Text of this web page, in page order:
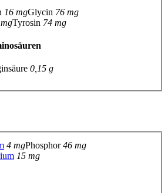
16 mgGlycin 76 mg
Tyrosin 74 mg
0,15 g
4 mgPhosphor46 mg
15 mg